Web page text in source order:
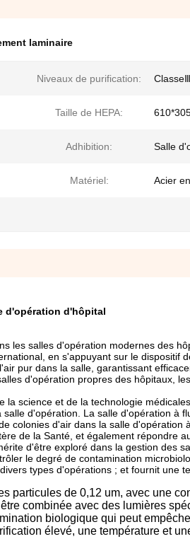
laminaire
Niveaux de purification: ClasseⅢ
Taille de HEPA:
Adhibition: Salle
Matériel: Acier
d'opération d'hôpital
les salles d'opération modernes des
en s'appuyant sur le dispositif
pur dans la salle, garantissant
d'opération propres des hôpitaux,
science et de la technologie
d'opération. La salle d'opération à
colonies d'air dans la salle d'opération
de la Santé, et également répondre
d'être exploré dans la gestion des
le degré de contamination
types d'opérations ; et fournit une
particules de 0,12 um, avec une
combinée avec des lumières
biologique qui peut
élevé, une température et